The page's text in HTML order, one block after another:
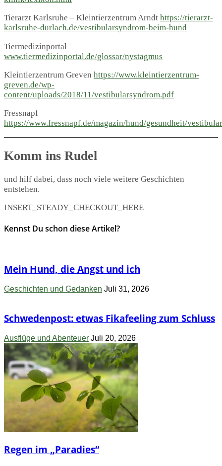
Tierarzt Karlsruhe – Kleintierzentrum Arndt https://tierarzt-
karlsruhe-durlach.de/vestibularsyndrom-beim-hund
Tiermedizinportal
www.tiermedizinportal.de/glossar/nystagmus
Kleintierzentrum Greven https://www.kleintierzentrum-
greven.de/wp-
content/uploads/2018/11/vestibularsyndrom.pdf
Fressnapf
https://www.fressnapf.de/magazin/hund/gesundheit/
Komm ins Rudel
und hilf dabei, dass noch viele weitere Geschichten
entstehen.
INSERT_STEADY_CHECKOUT_HERE
Kennst Du schon diese Artikel?
Mein Hund, die Angst und ich
Geschichten und Gedanken Juli 31, 2026
Schwedenpost: etwas Fikafeeling zum Schluss
Ausflüge und Abenteuer Juli 20, 2026
Regen im „Paradies“